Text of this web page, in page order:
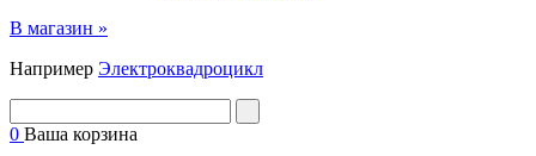
В магазин »
Например Электроквадроцикл
0 Ваша корзина